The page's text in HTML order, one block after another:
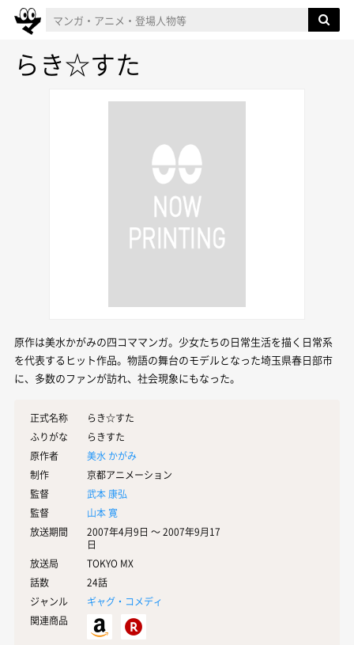
らき☆すた
原作は美水かがみの四コママンガ。少女たちの日常生活を描く日常系
を代表するヒット作品。物語の舞台のモデルとなった埼玉県春日部市
に、多数のファンが訪れ、社会現象にもなった。
正式名称
らき☆すた
ふりがな
らきすた
原作者
美水 かがみ
制作
京都アニメーション
監督
武本 康弘
監督
山本 寛
放送期間
2007年4月9日 〜 2007年9月17
日
放送局
TOKYO MX
話数
24話
ジャンル
ギャグ・コメディ
関連商品